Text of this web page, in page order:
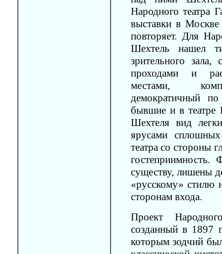
Народного театра
выставки в
повторяет. Для
Шехтель нашел
зрительного
проходами и
местами,
демократичный
бывшие и в театре
Шехтеля вид
ярусами
театра со стороны
гостеприимность.
существу, лишены
«русскому» стилю
сторонам входа.
Проект
созданный в 1897
которым зодчий